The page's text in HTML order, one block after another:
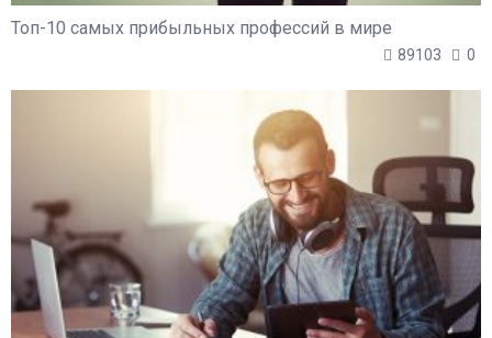
Топ-10 самых прибыльных профессий в мире
89103 0